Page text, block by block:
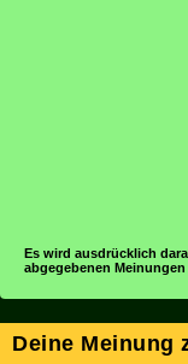
Es wird ausdrücklich
abgegebenen
Deine Meinung